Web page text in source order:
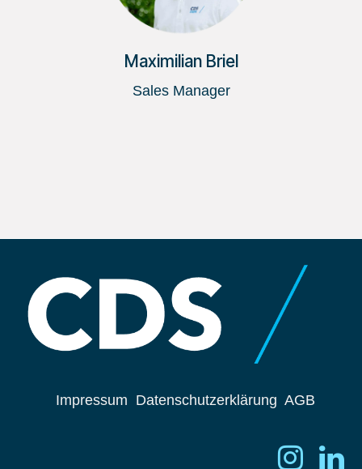
Maximilian Briel
Sales Manager
Impressum Datenschutzerklärung AGB